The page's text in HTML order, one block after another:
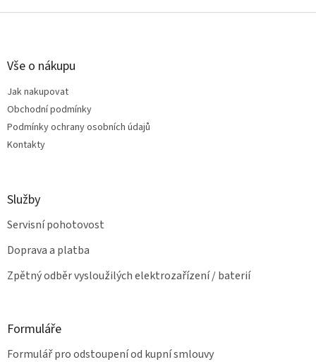
l
Z
Vše o nákupu
Jak nakupovat
Obchodní podmínky
Podmínky ochrany osobních údajů
Kontakty
Služby
Servisní pohotovost
Doprava a platba
Zpětný odběr vysloužilých elektrozařízení / baterií
Formuláře
Formulář pro odstoupení od kupní smlouvy